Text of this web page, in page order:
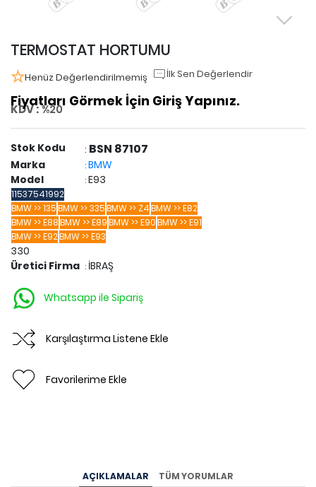
TERMOSTAT HORTUMU
Henüz Değerlendirilmemiş İlk Sen Değerlendir
Fiyatları Görmek İçin Giriş Yapınız.
KDV :%20
Stok Kodu : BSN 87107
Marka : BMW
Model
: E93
11537541992
BMW >> 135BMW >> 335BMW >> Z4BMW >> E82
BMW >> E88BMW >> E89BMW >> E90BMW >> E91
BMW >> E92BMW >> E93
330
Üretici Firma : İBRAŞ
Whatsapp ile Sipariş
Karşılaştırma Listene Ekle
Favorilerime Ekle
AÇIKLAMALAR TÜM YORUMLAR